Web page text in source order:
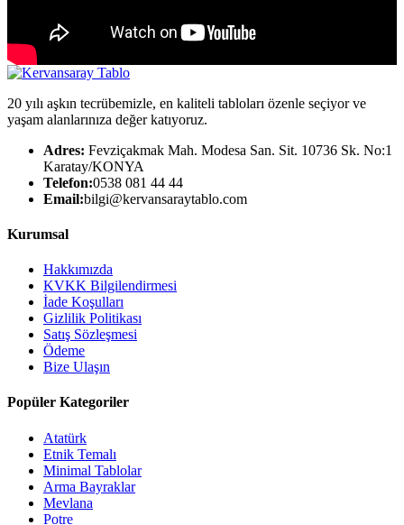
20 yılı aşkın tecrübemizle, en kaliteli tabloları özenle seçiyor ve
yaşam alanlarınıza değer katıyoruz.
Adres: Fevziçakmak Mah. Modesa San. Sit. 10736 Sk. No:1
Karatay/KONYA
Telefon:0538 081 44 44
Email:bilgi@kervansaraytablo.com
Kurumsal
Hakkımızda
KVKK Bilgilendirmesi
İade Koşulları
Gizlilik Politikası
Satış Sözleşmesi
Ödeme
Bize Ulaşın
Popüler Kategoriler
Atatürk
Etnik Temalı
Minimal Tablolar
Arma Bayraklar
Mevlana
Potre